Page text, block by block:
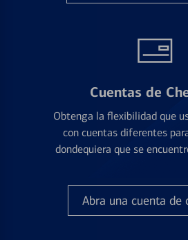
Cuentas de
Obtenga la flexibilidad que
con cuentas diferentes
dondequiera que se
Abra una cuenta de